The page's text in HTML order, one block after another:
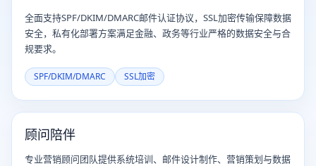
全面支持SPF/DKIM/DMARC邮件认证协议，SSL加密传输保障数据
安全，私有化部署方案满足金融、政务等行业严格的数据安全与合
规要求。
SPF/DKIM/DMARC SSL加密
顾问陪伴
专业营销顾问团队提供系统培训、邮件设计制作、营销策划与数据